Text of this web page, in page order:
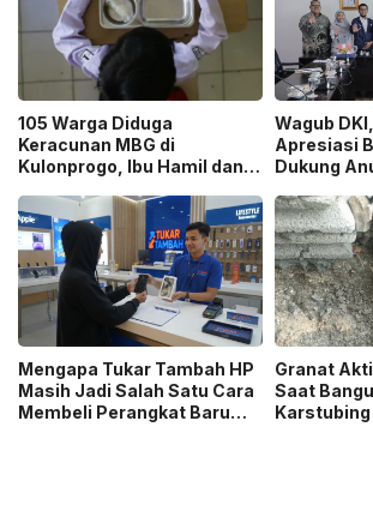
105 Warga Diduga
Keracunan MBG di
Kulonprogo, Ibu Hamil dan
Terdampak
Wagub
Apresiasi
Dukung
Dorong
Sambut 5
Mengapa Tukar Tambah HP
Masih Jadi Salah Satu Cara
Membeli Perangkat Baru
Granat
Saat